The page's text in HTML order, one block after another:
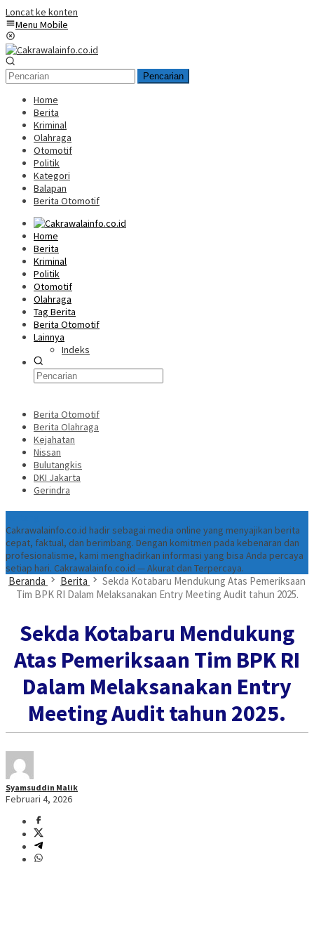
Loncat ke konten
Menu Mobile
Pencarian
Home
Berita
Kriminal
Olahraga
Otomotif
Politik
Kategori
Balapan
Berita Otomotif
Home
Berita
Kriminal
Politik
Otomotif
Olahraga
Tag Berita
Berita Otomotif
Lainnya
Indeks
Berita Otomotif
Berita Olahraga
Kejahatan
Nissan
Bulutangkis
DKI Jakarta
Gerindra
Cakrawalainfo.co.id hadir sebagai media online yang menyajikan berita
cepat, faktual, dan berimbang. Dengan komitmen pada kebenaran dan
profesionalisme, kami menghadirkan informasi yang bisa Anda percaya
setiap hari. Cakrawalainfo.co.id — Akurat dan Terpercaya.
Beranda Berita
Sekda Kotabaru Mendukung Atas Pemeriksaan
Tim BPK RI Dalam Melaksanakan Entry Meeting Audit tahun 2025.
Sekda Kotabaru Mendukung
Atas Pemeriksaan Tim BPK RI
Dalam Melaksanakan Entry
Meeting Audit tahun 2025.
Syamsuddin Malik
Februari 4, 2026